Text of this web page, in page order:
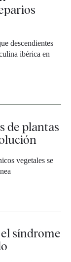
descendientes
ibérica en
de plantas
vegetales se
síndrome